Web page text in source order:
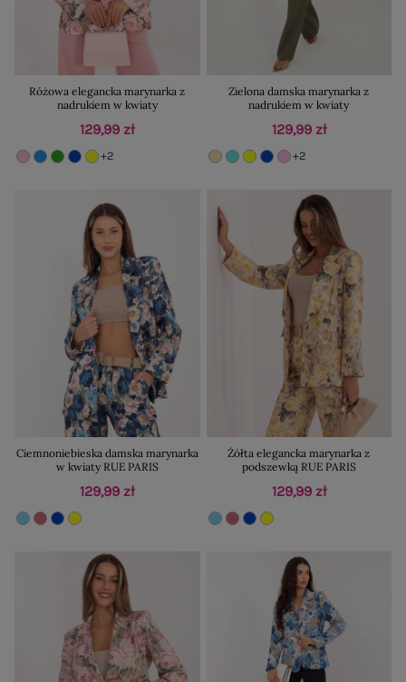
Różowa elegancka marynarka z
nadrukiem w kwiaty
129,99 zł
+2
Zielona damska marynarka z
nadrukiem w kwiaty
129,99 zł
+2
Ciemnoniebieska damska marynarka
w kwiaty RUE PARIS
129,99 zł
Żółta elegancka marynarka z
podszewką RUE PARIS
129,99 zł